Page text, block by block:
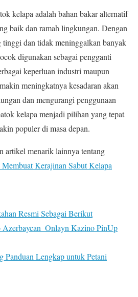
kelapa adalah bahan bakar alternatif
baik dan ramah lingkungan. Dengan
tinggi dan tidak meninggalkan banyak
digunakan sebagai pengganti
keperluan industri maupun
meningkatnya kesadaran akan
dan mengurangi penggunaan
kelapa menjadi pilihan yang tepat
populer di masa depan.
artikel menarik lainnya tentang
Kerajinan Sabut Kelapa
Resmi Sebagai Berikut
Onlayn Kazino PinUp
Panduan Lengkap untuk Petani